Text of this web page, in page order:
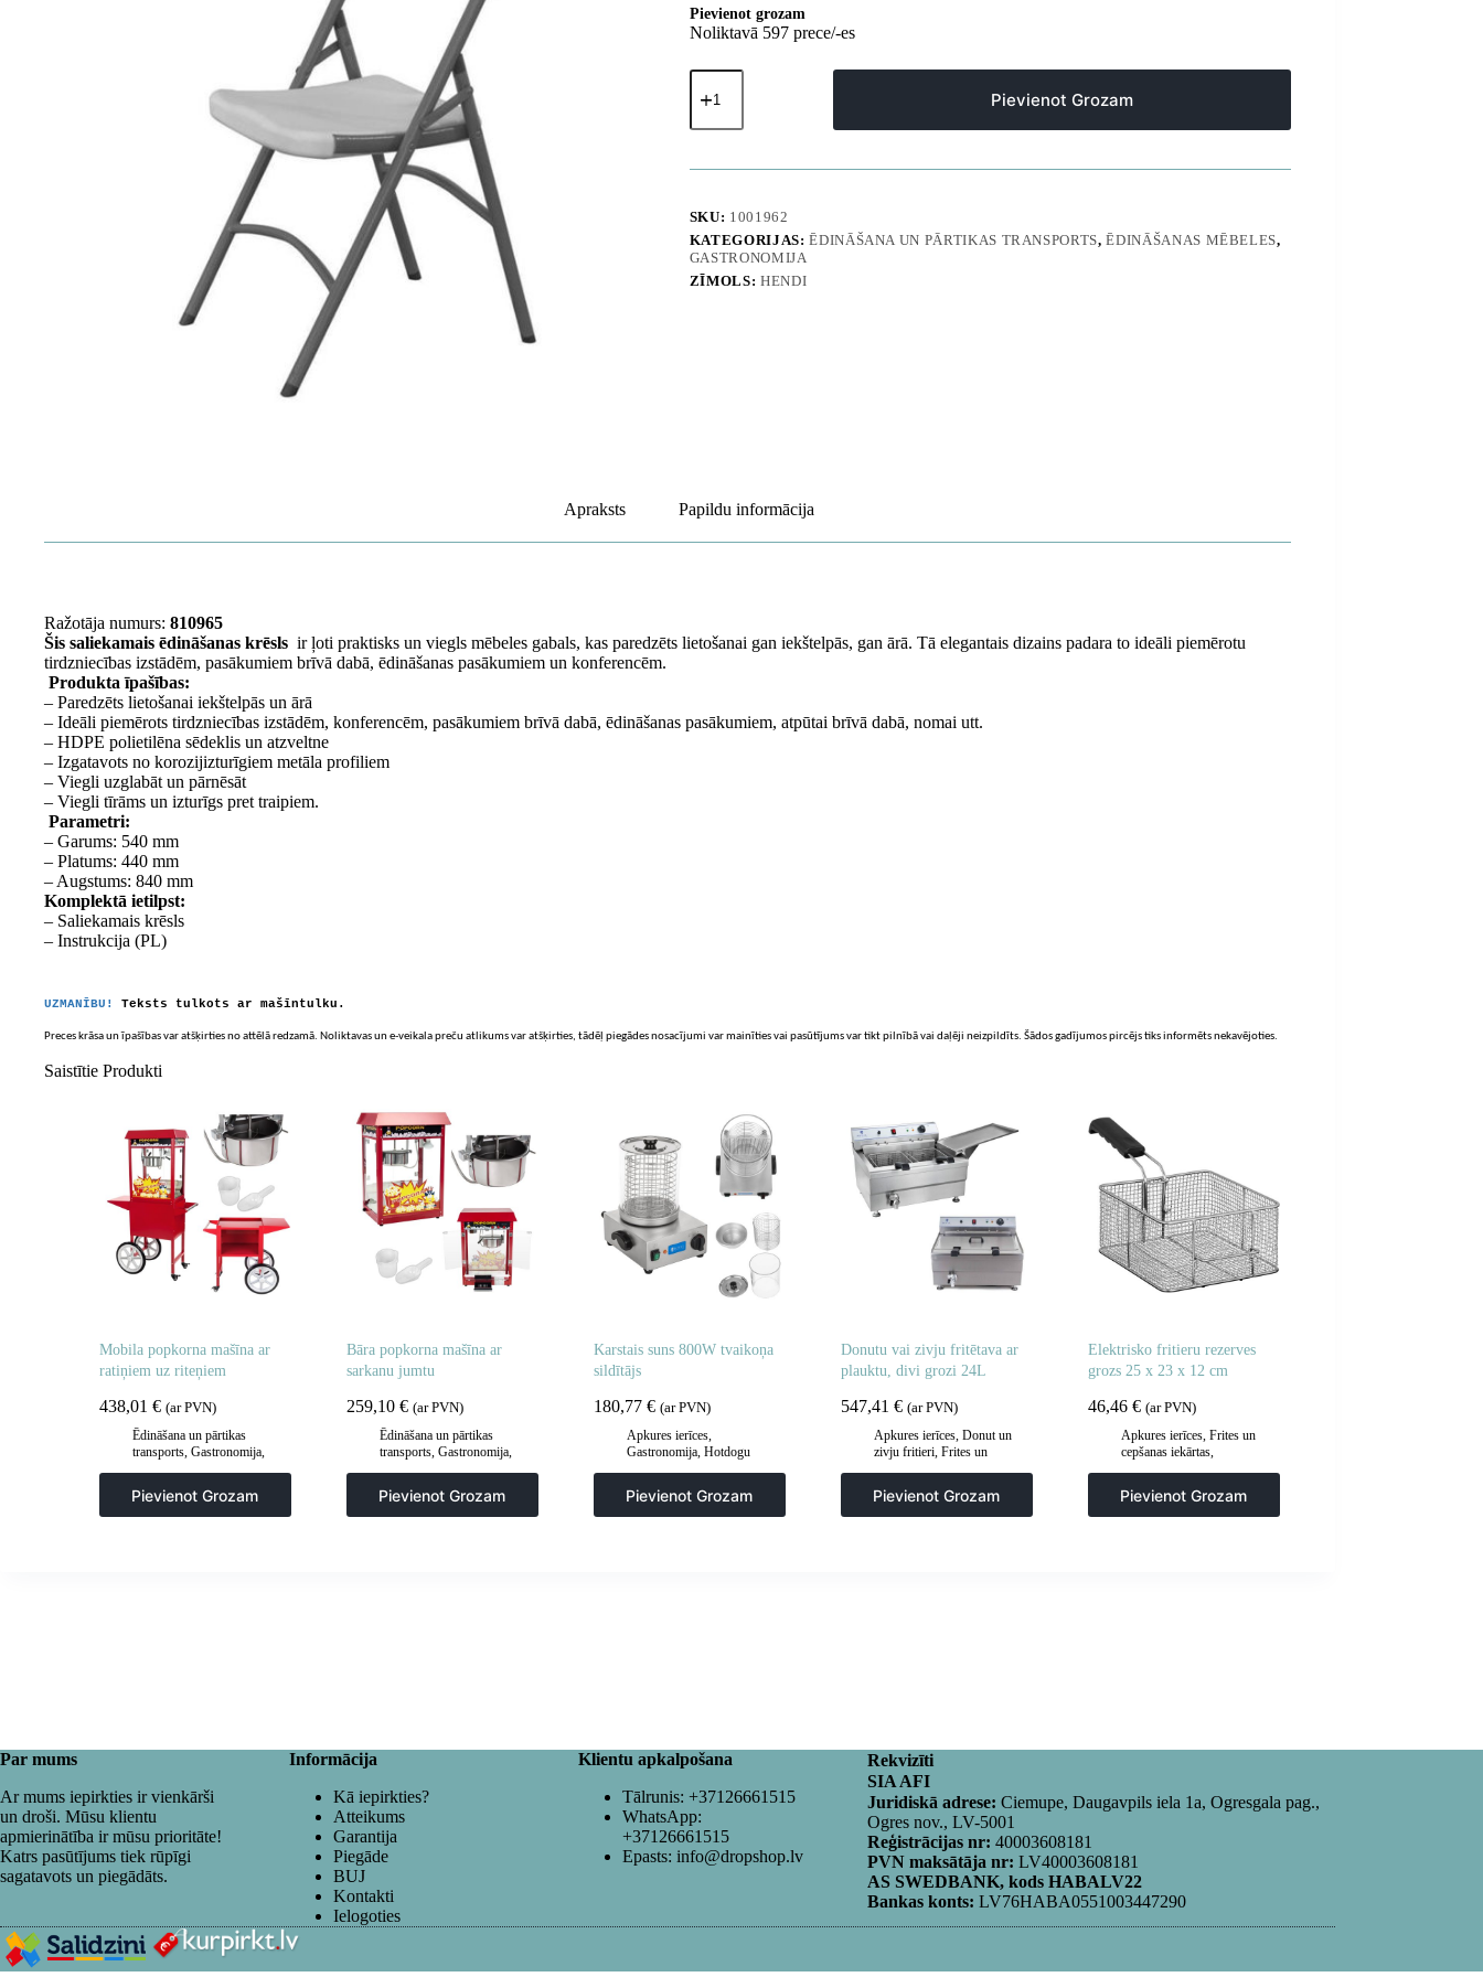
Pievienot grozam
Noliktavā 597 prece/-es
Saliekams
ēdināšanas
balts,
180
-
Hendi
810965
daudzums
Pievienot Grozam
SKU: 1001962
KATEGORIJAS:ĒDINĀŠANA UN PĀRTIKAS TRANSPORTS,ĒDINĀŠANAS MĒBELES,
GASTRONOMIJA
ZĪMOLS: HENDI
Apraksts Papildu informācija
Ražotāja numurs: 810965
Šis saliekamais ēdināšanas krēsls ir ļoti praktisks un viegls mēbeles gabals, kas paredzēts lietošanai gan iekštelpās, gan ārā. Tā elegantais dizains padara to ideāli piemērotu
tirdzniecības izstādēm, pasākumiem brīvā dabā, ēdināšanas pasākumiem un konferencēm.
Produkta īpašības:
– Paredzēts lietošanai iekštelpās un ārā
– Ideāli piemērots tirdzniecības izstādēm, konferencēm, pasākumiem brīvā dabā, ēdināšanas pasākumiem, atpūtai brīvā dabā, nomai utt.
– HDPE polietilēna sēdeklis un atzveltne
– Izgatavots no korozijizturīgiem metāla profiliem
– Viegli uzglabāt un pārnēsāt
– Viegli tīrāms un izturīgs pret traipiem.
Parametri:
– Garums: 540 mm
– Platums: 440 mm
– Augstums: 840 mm
Komplektā ietilpst:
– Saliekamais krēsls
– Instrukcija (PL)
UZMANĪBU! Teksts tulkots ar mašīntulku.
Preces krāsa un īpašības var atšķirties no attēlā redzamā. Noliktavas un e-veikala preču atlikums var atšķirties, tādēļ piegādes nosacījumi var mainīties vai pasūtījums var tikt pilnībā vai daļēji neizpildīts. Šādos gadījumos pircējs tiks informēts nekavējoties.
Saistītie Produkti
Mobila popkorna mašīna ar
ratiņiem uz riteņiem
438,01 € (ar PVN)
Ēdināšana un pārtikas
transports, Gastronomija,
Pievienot Grozam
Bāra popkorna mašīna ar
sarkanu jumtu
259,10 € (ar PVN)
Ēdināšana un pārtikas
transports, Gastronomija,
Pievienot Grozam
Karstais suns 800W tvaikoņa
sildītājs
180,77 € (ar PVN)
Apkures ierīces,
Gastronomija, Hotdogu
Pievienot Grozam
Donutu vai zivju fritētava ar
plauktu, divi grozi 24L
547,41 € (ar PVN)
Apkures ierīces, Donut un
zivju fritieri, Frites un
Pievienot Grozam
Elektrisko fritieru rezerves
grozs 25 x 23 x 12 cm
46,46 € (ar PVN)
Apkures ierīces, Frites un
cepšanas iekārtas,
Pievienot Grozam
Par mums
Ar mums iepirkties ir vienkārši
un droši. Mūsu klientu
apmierinātība ir mūsu prioritāte!
Katrs pasūtījums tiek rūpīgi
sagatavots un piegādāts.
Informācija
Kā iepirkties?
Atteikums
Garantija
Piegāde
BUJ
Kontakti
Ielogoties
Klientu apkalpošana
Tālrunis: +37126661515
WhatsApp:
+37126661515
Epasts: info@dropshop.lv
Rekvizīti
SIA AFI
Juridiskā adrese: Ciemupe, Daugavpils iela 1a, Ogresgala pag.,
Ogres nov., LV-5001
Reģistrācijas nr: 40003608181
PVN maksātāja nr: LV40003608181
AS SWEDBANK, kods HABALV22
Bankas konts: LV76HABA0551003447290